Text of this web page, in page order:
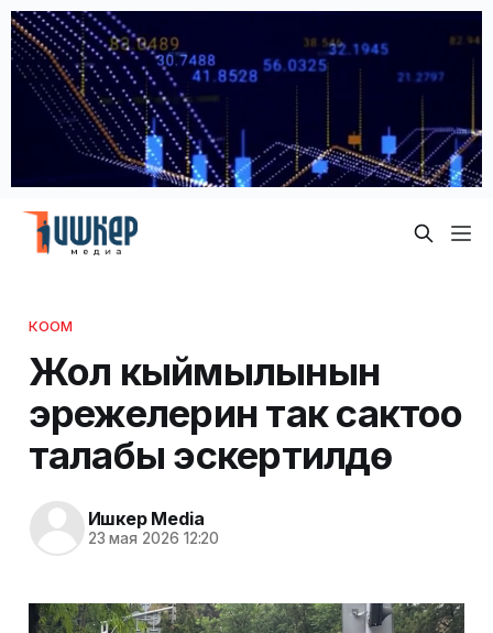
КООМ
Жол кыймылынын
эрежелерин так сактоо
талабы эскертилүүдө
Ишкер Media
23 мая 2026 12:20